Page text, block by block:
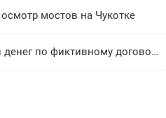
мостов на Чукотке
Бухгалтеров Билибинской больницы обвиняют в получении денег по фиктивному договору